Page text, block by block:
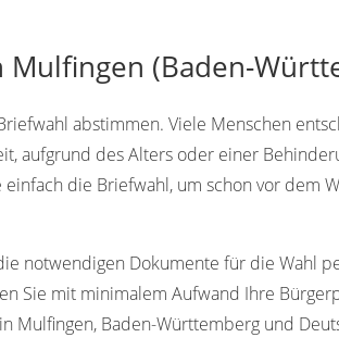
(Baden-
abstimmen. Viele Menschen
aufgrund des Alters oder einer
die Briefwahl, um schon vor dem
notwendigen Dokumente für die Wahl
Sie mit minimalem Aufwand Ihre
Mulfingen, Baden-Württemberg und